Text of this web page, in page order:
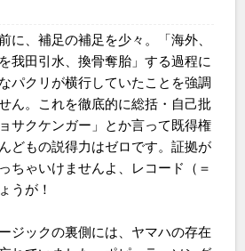
に、補足の補足を少々。「海外、
我田引水、換骨奪胎」する過程に
パクリが横行していたことを強調
ん。これを徹底的に総括・自己批
サクケンガー」とか言って既得権
どもの説得力はゼロです。証拠が
ちゃいけませんよ、レコード（＝
うが！
ジックの裏側には、ヤマハの存在